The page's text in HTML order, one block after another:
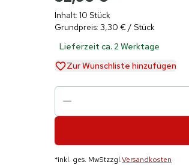
Inhalt: 10 Stück
Grundpreis: 3,30 € / Stück
Lieferzeit ca. 2 Werktage
Zur Wunschliste hinzufügen
*inkl. ges. MwStzzgl.Versandkosten